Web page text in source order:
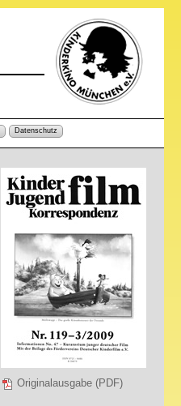
Datenschutz
Originalausgabe (PDF)